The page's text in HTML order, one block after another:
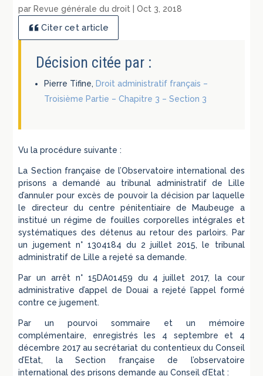
par Revue générale du droit |Oct 3, 2018
Citer cet article
Décision citée par :
Pierre Tifine, Droit administratif français –
Troisième Partie – Chapitre 3 – Section 3
Vu la procédure suivante :
La Section française de l’Observatoire international des
prisons a demandé au tribunal administratif de Lille
d’annuler pour excès de pouvoir la décision par laquelle
le directeur du centre pénitentiaire de Maubeuge a
institué un régime de fouilles corporelles intégrales et
systématiques des détenus au retour des parloirs. Par
un jugement n° 1304184 du 2 juillet 2015, le tribunal
administratif de Lille a rejeté sa demande.
Par un arrêt n° 15DA01459 du 4 juillet 2017, la cour
administrative d’appel de Douai a rejeté l’appel formé
contre ce jugement.
Par un pourvoi sommaire et un mémoire
complémentaire, enregistrés les 4 septembre et 4
décembre 2017 au secrétariat du contentieux du Conseil
d’Etat, la Section française de l’observatoire
international des prisons demande au Conseil d’Etat :